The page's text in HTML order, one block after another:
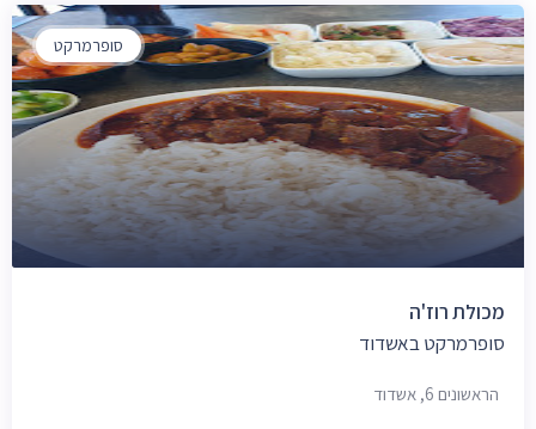
סופרמרקט
מכולת רוז'ה
סופרמרקט באשדוד
הראשונים 6, אשדוד